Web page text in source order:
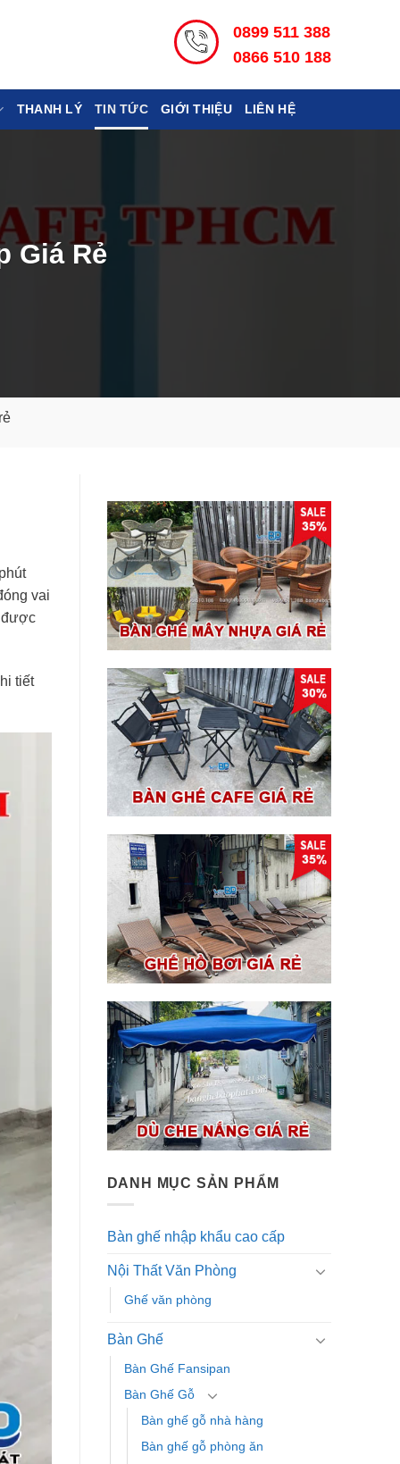
0899 511 388
0866 510 188
THANH LÝ TIN TỨC GIỚI THIỆU LIÊN HỆ
Giá Rẻ
vai
được
tiết
DANH MỤC SẢN PHẨM
Bàn ghế nhập khẩu cao cấp
Nội Thất Văn Phòng
Ghế văn phòng
Bàn Ghế
Bàn Ghế Fansipan
Bàn Ghế Gỗ
Bàn ghế gỗ nhà hàng
Bàn ghế gỗ phòng ăn